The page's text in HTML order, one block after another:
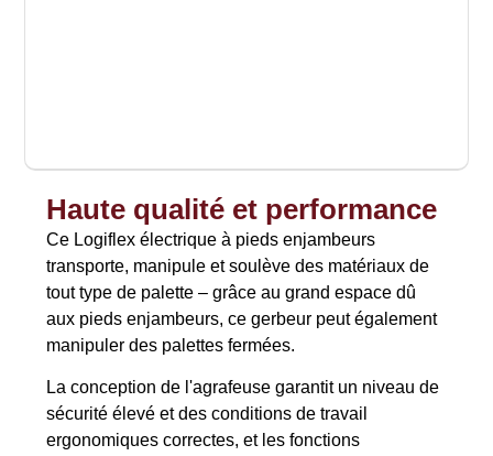
Haute qualité et performance
Ce Logiflex électrique à pieds enjambeurs
transporte, manipule et soulève des matériaux de
tout type de palette – grâce au grand espace dû
aux pieds enjambeurs, ce gerbeur peut également
manipuler des palettes fermées.
La conception de l'agrafeuse garantit un niveau de
sécurité élevé et des conditions de travail
ergonomiques correctes, et les fonctions